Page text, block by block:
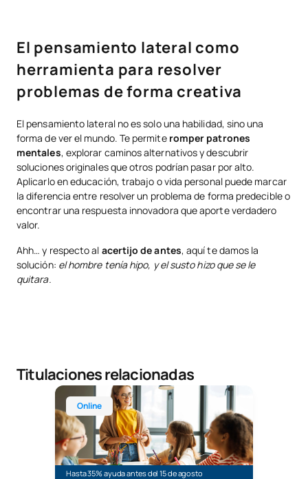
El pensamiento lateral como
herramienta para resolver
problemas de forma creativa
El pensamiento lateral no es solo una habilidad, sino una
forma de ver el mundo. Te permite romper patrones
mentales, explorar caminos alternativos y descubrir
soluciones originales que otros podrían pasar por alto.
Aplicarlo en educación, trabajo o vida personal puede marcar
la diferencia entre resolver un problema de forma predecible o
encontrar una respuesta innovadora que aporte verdadero
valor.
Ahh… y respecto al acertijo de antes, aquí te damos la
solución: el hombre tenía hipo, y el susto hizo que se le
quitara.
Titulaciones relacionadas
Online
Hasta 35% ayuda antes del 15 de agosto
Máster Universitario Online en Psicopedagogía